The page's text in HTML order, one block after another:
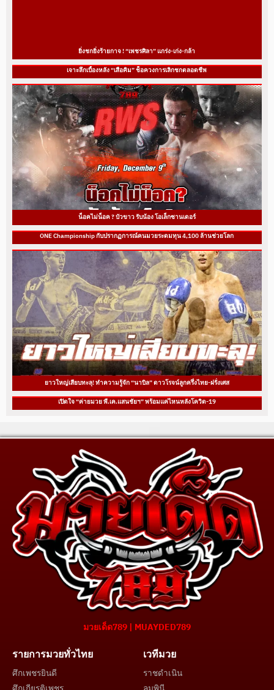
ยิ่งชกยิ่งร้ายกาจ ! “เพชรศิลา” แกร่ง-เก่ง-กล้า
เจาะลึกเบื้องหลัง “เสือคิม” ช็อควงการเลิกชกตลอดชีพ
น็อคไม่น็อค ? บัวขาว รับน้อง โอเล็กซานเดอร์
ONE Championship กับปรากฏการณ์คนมวยระดมทุน 4,100 ล้านช่วยโลก
ยาวใหญ่เสียบทะลุ! ทำความรู้จัก “นาบิล” ดาวโรจน์ลูกครึ่งไทย-ฝรั่งเศส
เปิดใจ “ค่ายมวย พี.เค.แสนชัยฯ” พร้อมแค่ไหนหลังโควิด-19
มวยเด็ด789 | MUAYDED789
รายการมวยทั่วไทย
ศึกเพชรยินดี
เวทีมวย
ราชดำเนิน